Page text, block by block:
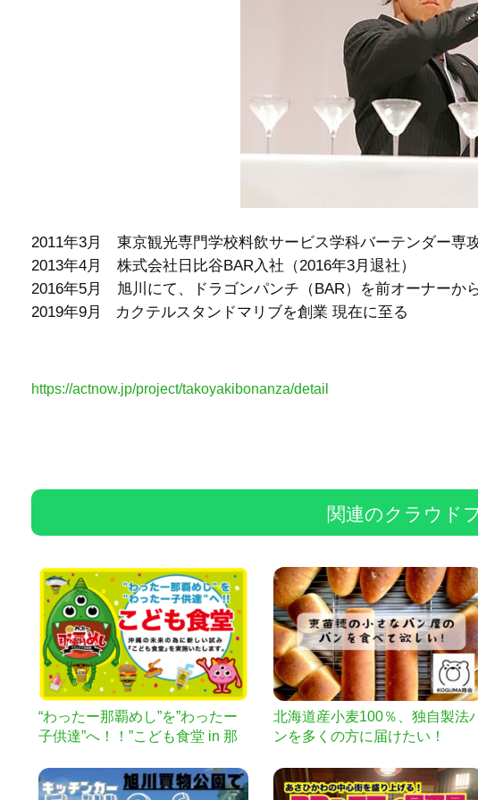
2011年3月 東京観光専門学校料飲サービス学科バーテンダー専
2013年4月 株式会社日比谷BAR入社（2016年3月退社）
2016年5月 旭川にて、ドラゴンパンチ（BAR）を前オーナーか
2019年9月 カクテルスタンドマリブを創業 現在に至る
https://actnow.jp/project/takoyakibonanza/detail
関連のクラウド
“わったー那覇めし”を”わったー
子供達”へ！！”こども食堂 in 那
北海道産小麦100％、独自製法
ンを多くの方に届けたい！